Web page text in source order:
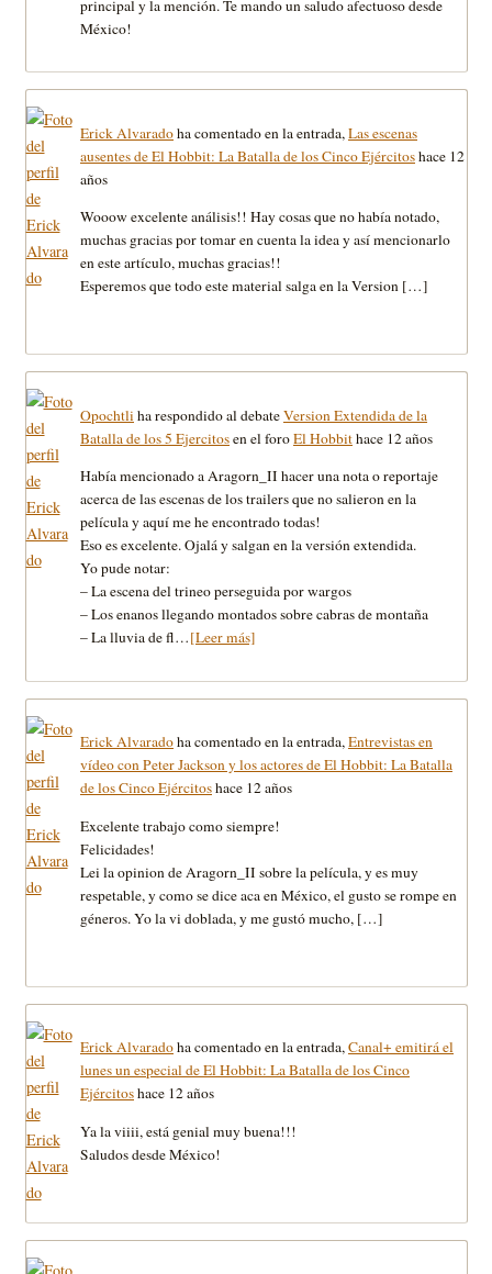
principal y la mención. Te mando un saludo afectuoso desde
México!
Erick Alvaradoha comentado en la entrada,Las escenas
ausentes de El Hobbit: La Batalla de los Cinco Ejércitoshace 12
años
Wooow excelente análisis!! Hay cosas que no había notado,
muchas gracias por tomar en cuenta la idea y así mencionarlo
en este artículo, muchas gracias!!
Esperemos que todo este material salga en la Version […]
Opochtliha respondido al debateVersion Extendida de la
Batalla de los 5 Ejercitosen el foroEl Hobbithace 12 años
Había mencionado a Aragorn_II hacer una nota o reportaje
acerca de las escenas de los trailers que no salieron en la
película y aquí me he encontrado todas!
Eso es excelente. Ojalá y salgan en la versión extendida.
Yo pude notar:
– La escena del trineo perseguida por wargos
– Los enanos llegando montados sobre cabras de montaña
– La lluvia de fl…[Leer más]
Erick Alvaradoha comentado en la entrada,Entrevistas en
vídeo con Peter Jackson y los actores de El Hobbit: La Batalla
de los Cinco Ejércitoshace 12 años
Excelente trabajo como siempre!
Felicidades!
Lei la opinion de Aragorn_II sobre la película, y es muy
respetable, y como se dice aca en México, el gusto se rompe en
géneros. Yo la vi doblada, y me gustó mucho, […]
Erick Alvaradoha comentado en la entrada,Canal+ emitirá el
lunes un especial de El Hobbit: La Batalla de los Cinco
Ejércitoshace 12 años
Ya la viiii, está genial muy buena!!!
Saludos desde México!